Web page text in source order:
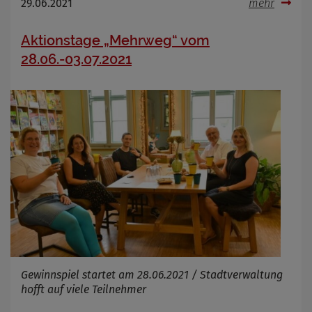
29.06.2021 mehr
Aktionstage „Mehrweg“ vom
28.06.-03.07.2021
Gewinnspiel startet am 28.06.2021 / Stadtverwaltung
hofft auf viele Teilnehmer